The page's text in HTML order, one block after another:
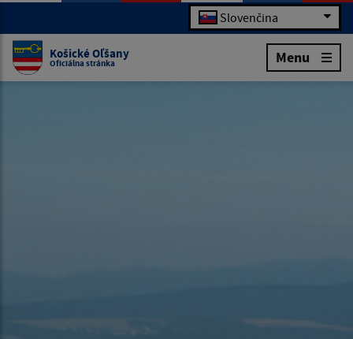
Slovenčina
Košické Oľšany
Oficiálna stránka Menu